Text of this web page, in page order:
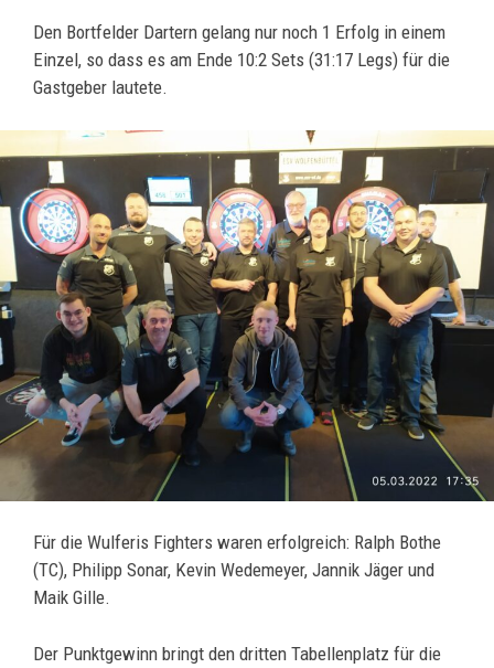
Den Bortfelder Dartern gelang nur noch 1 Erfolg in einem
Einzel, so dass es am Ende 10:2 Sets (31:17 Legs) für die
Gastgeber lautete.
Für die Wulferis Fighters waren erfolgreich: Ralph Bothe
(TC), Philipp Sonar, Kevin Wedemeyer, Jannik Jäger und
Maik Gille.
Der Punktgewinn bringt den dritten Tabellenplatz für die